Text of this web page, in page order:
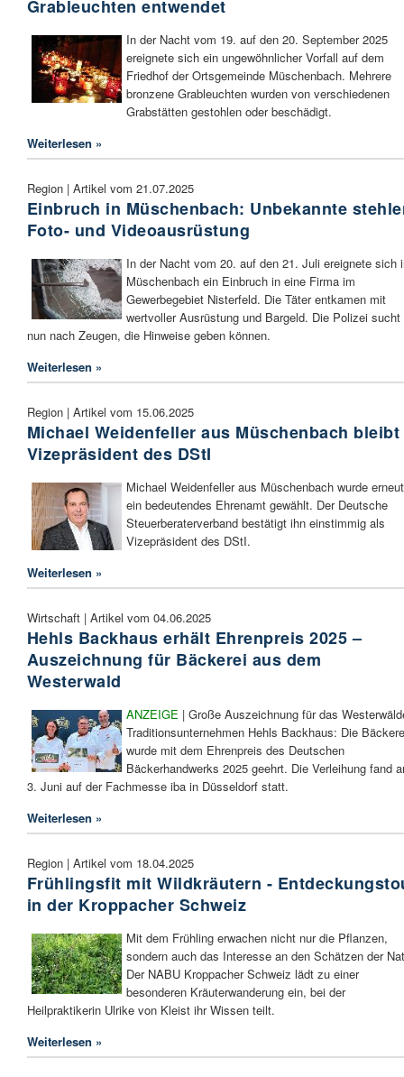
Grableuchten entwendet
In der Nacht vom 19. auf den 20. September 2025
ereignete sich ein ungewöhnlicher Vorfall auf dem
Friedhof der Ortsgemeinde Müschenbach. Mehrere
bronzene Grableuchten wurden von verschiedenen
Grabstätten gestohlen oder beschädigt.
Weiterlesen »
Region | Artikel vom 21.07.2025
Einbruch in Müschenbach: Unbekannte
Foto- und Videoausrüstung
In der Nacht vom 20. auf den 21. Juli ereignete sich
Müschenbach ein Einbruch in eine Firma im
Gewerbegebiet Nisterfeld. Die Täter entkamen mit
wertvoller Ausrüstung und Bargeld. Die Polizei sucht
nun nach Zeugen, die Hinweise geben können.
Weiterlesen »
Region | Artikel vom 15.06.2025
Michael Weidenfeller aus Müschenbach bleibt
Vizepräsident des DStI
Michael Weidenfeller aus Müschenbach wurde
ein bedeutendes Ehrenamt gewählt. Der Deutsche
Steuerberaterverband bestätigt ihn einstimmig als
Vizepräsident des DStI.
Weiterlesen »
Wirtschaft | Artikel vom 04.06.2025
Hehls Backhaus erhält Ehrenpreis 2025 –
Auszeichnung für Bäckerei aus dem
Westerwald
ANZEIGE | Große Auszeichnung für das
Traditionsunternehmen Hehls Backhaus: Die
wurde mit dem Ehrenpreis des Deutschen
Bäckerhandwerks 2025 geehrt. Die Verleihung fand
3. Juni auf der Fachmesse iba in Düsseldorf statt.
Weiterlesen »
Region | Artikel vom 18.04.2025
Frühlingsfit mit Wildkräutern -
in der Kroppacher Schweiz
Mit dem Frühling erwachen nicht nur die Pflanzen,
sondern auch das Interesse an den Schätzen der
Der NABU Kroppacher Schweiz lädt zu einer
besonderen Kräuterwanderung ein, bei der
Heilpraktikerin Ulrike von Kleist ihr Wissen teilt.
Weiterlesen »